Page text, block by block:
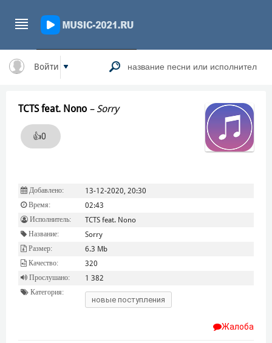
Войти
TCTS feat. Nono – Sorry
👍0
Добавлено: 13-12-2020, 20:30
Время: 02:43
Исполнитель: TCTS feat. Nono
Название: Sorry
Размер: 6.3 Mb
Качество: 320
Прослушано: 1 382
Категория:
новые поступления
Жалоба